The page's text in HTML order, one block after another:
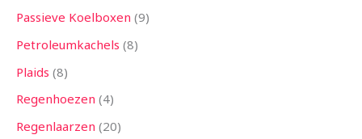
Passieve Koelboxen 9
Petroleumkachels 8
Plaids 8
Regenhoezen 4
Regenlaarzen 20